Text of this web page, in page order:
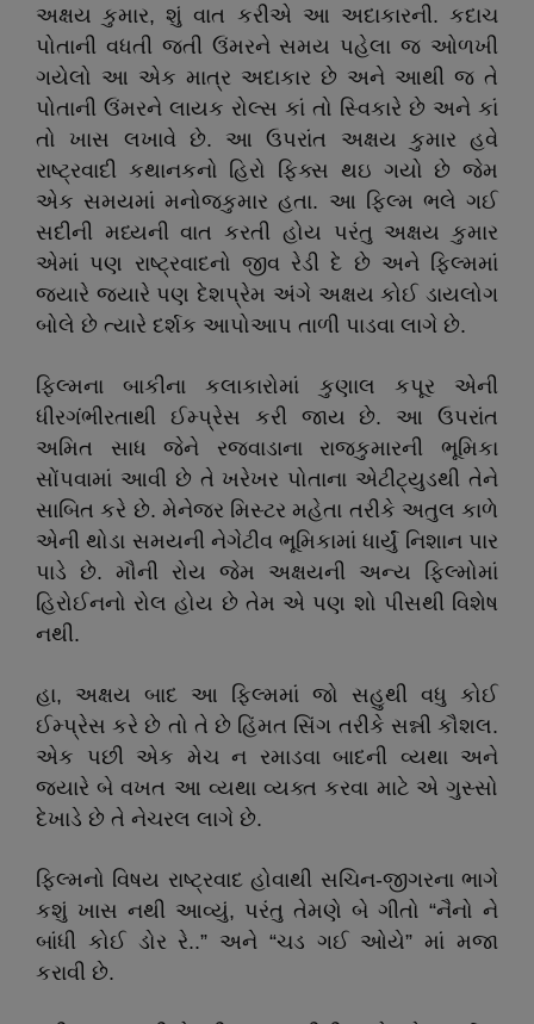
અક્ષય કુમાર, શું વાત કરીએ આ અદાકારની. કદાચ
પોતાની વધતી જતી ઉંમરને સમય પહેલા જ ઓળખી
ગયેલો આ એક માત્ર અદાકાર છે અને આથી જ તે
પોતાની ઉંમરને લાયક રોલ્સ કાં તો સ્વિકારે છે અને કાં
તો ખાસ લખાવે છે. આ ઉપરાંત અક્ષય કુમાર હવે
રાષ્ટ્રવાદી કથાનકનો હિરો ફિક્સ થઇ ગયો છે જેમ
એક સમયમાં મનોજકુમાર હતા. આ ફિલ્મ ભલે ગઈ
સદીની મધ્યની વાત કરતી હોય પરંતુ અક્ષય કુમાર
એમાં પણ રાષ્ટ્રવાદનો જીવ રેડી દે છે અને ફિલ્મમાં
જ્યારે જ્યારે પણ દેશપ્રેમ અંગે અક્ષય કોઈ ડાયલોગ
બોલે છે ત્યારે દર્શક આપોઆપ તાળી પાડવા લાગે છે.
ફિલ્મના બાકીના કલાકારોમાં કુણાલ કપૂર એની
ધીરગંભીરતાથી ઈમ્પ્રેસ કરી જાય છે. આ ઉપરાંત
અમિત સાધ જેને રજવાડાના રાજકુમારની ભૂમિકા
સોંપવામાં આવી છે તે ખરેખર પોતાના એટીટ્યુડથી તેને
સાબિત કરે છે. મેનેજર મિસ્ટર મહેતા તરીકે અતુલ કાળે
એની થોડા સમયની નેગેટીવ ભૂમિકામાં ધાર્યું નિશાન પાર
પાડે છે. મૌની રોય જેમ અક્ષયની અન્ય ફિલ્મોમાં
હિરોઈનનો રોલ હોય છે તેમ એ પણ શો પીસથી વિશેષ
નથી.
હા, અક્ષય બાદ આ ફિલ્મમાં જો સહુથી વધુ કોઈ
ઈમ્પ્રેસ કરે છે તો તે છે હિંમત સિંગ તરીકે સન્ની કૌશલ.
એક પછી એક મેચ ન રમાડવા બાદની વ્યથા અને
જ્યારે બે વખત આ વ્યથા વ્યક્ત કરવા માટે એ ગુસ્સો
દેખાડે છે તે નેચરલ લાગે છે.
ફિલ્મનો વિષય રાષ્ટ્રવાદ હોવાથી સચિન-જીગરના ભાગે
કશું ખાસ નથી આવ્યું, પરંતુ તેમણે બે ગીતો “નૈનો ને
બાંધી કોઈ ડોર રે..” અને “ચડ ગઈ ઓયે” માં મજા
કરાવી છે.